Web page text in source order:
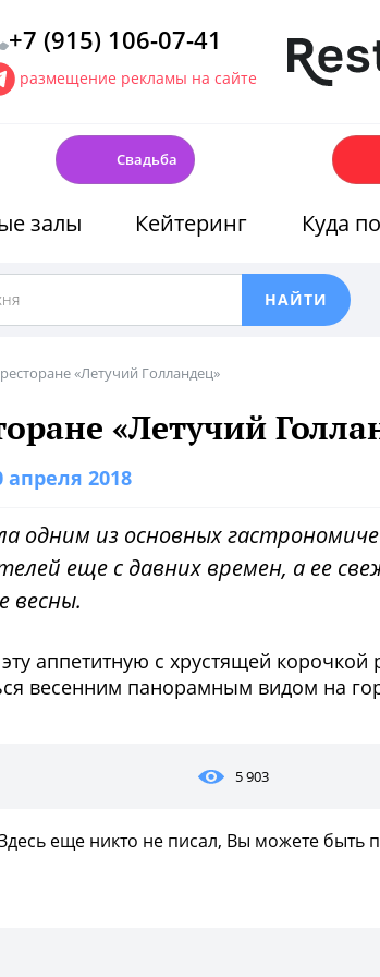
+7 (915) 106-07-41
размещение рекламы на сайте
Свадьба
залы Кейтеринг Куда
«Летучий Голландец»
«Летучий
апреля 2018
одним из основных
еще с давних времен, а ее
весны.
аппетитную с хрустящей корочкой
весенним панорамным видом на
5 903
еще никто не писал, Вы можете быть